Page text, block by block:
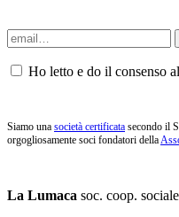
Ho letto e do il consenso
Siamo una società certificata secondo il
orgogliosamente soci fondatori della
La Lumaca soc. coop. sociale